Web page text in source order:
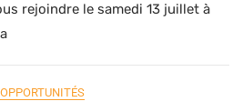
rejoindre le samedi 13 juillet à
OPPORTUNITÉS